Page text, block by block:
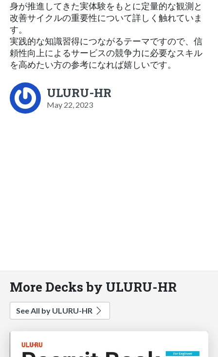
身が推進してきた実体験をもとに定量的な観測と
改善サイクルの重要性について詳しく触れていま
す。
実践的な知識習得につながるテーマですので、信
頼性向上によるサービスの競争力に必要なスキル
を高めたい方の参考になれば嬉しいです。
ULURU-HR
May 22, 2023
More Decks by ULURU-HR
See All by ULURU-HR